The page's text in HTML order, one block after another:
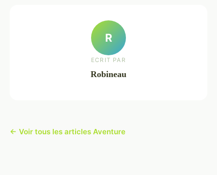
R
ECRIT PAR
Robineau
← Voir tous les articles Aventure